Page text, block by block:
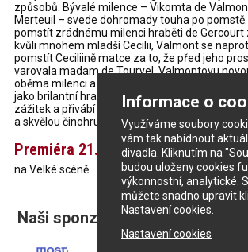
Informace o
Využíváme soubory
vám tak nabídnout
divadla. Kliknutím na
budou uloženy cookies
výkonnostní, analytické.
můžete snadno upravit
Nastavení cookies.
Nastavení cookies
způsobů. Bývalé milence – Vikomta de
Merteuil – svede dohromady touha po
pomstít zrádnému milenci hraběti de Gercourt
kvůli mnohem mladší Cecilii, Valmont se
pomstít Ceciliině matce za to, že před jeho
varovala madam de Tourvel, Valmontovu
oběma milenci a jejich „oběťmi“ dopadne?
jako brilantní hra lásky a nenávisti, slibují
zážitek a přivábí nejednoho diváka, který má v
a skvělou činohru.
Premiéra 21. dubna 2017
na Velké scéně
Naši sponzoři: